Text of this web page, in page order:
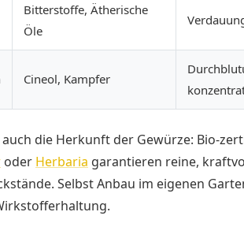
Bitterstoffe, Ätherische
Öle
Cineol, Kampfer
die Herkunft der Gewürze: Bio-
oder Herbaria garantieren reine,
Selbst Anbau im eigenen